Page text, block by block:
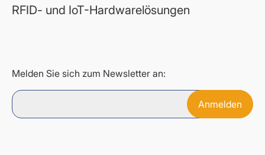
RFID- und IoT-Hardwarelösungen
Melden Sie sich zum Newsletter an: